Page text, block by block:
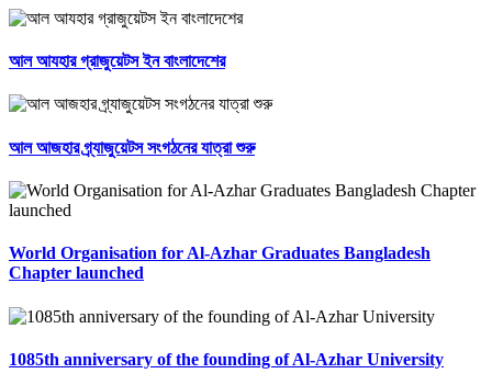
আল আযহার গ্রাজুয়েটস ইন বাংলাদেশের
আল আজহার গ্র্যাজুয়েটস সংগঠনের যাত্রা শুরু
World Organisation for Al-Azhar Graduates Bangladesh
Chapter launched
1085th anniversary of the founding of Al-Azhar University